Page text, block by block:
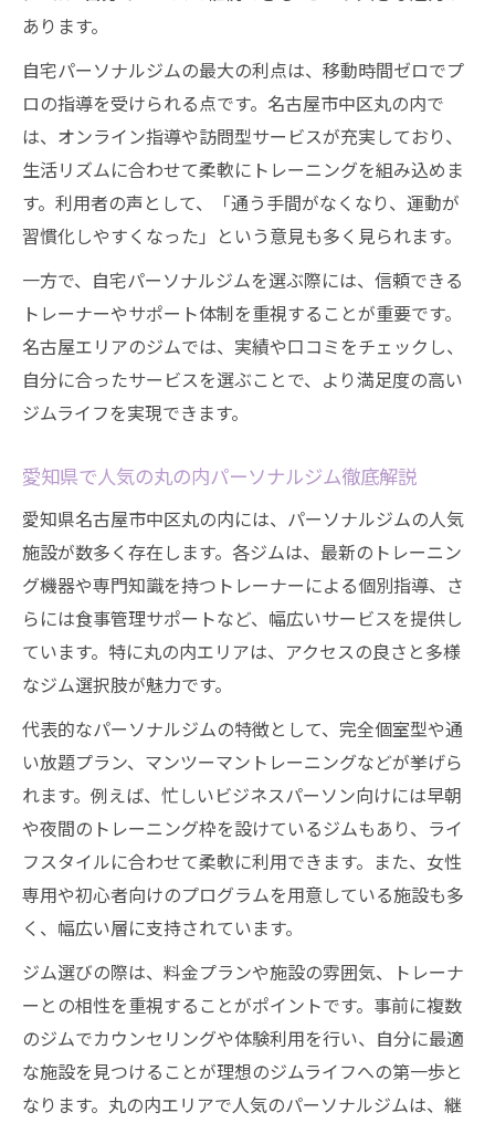
あります。
自宅パーソナルジムの最大の利点は、移動時間ゼロでプ
ロの指導を受けられる点です。名古屋市中区丸の内で
は、オンライン指導や訪問型サービスが充実しており、
生活リズムに合わせて柔軟にトレーニングを組み込めま
す。利用者の声として、「通う手間がなくなり、運動が
習慣化しやすくなった」という意見も多く見られます。
一方で、自宅パーソナルジムを選ぶ際には、信頼できる
トレーナーやサポート体制を重視することが重要です。
名古屋エリアのジムでは、実績や口コミをチェックし、
自分に合ったサービスを選ぶことで、より満足度の高い
ジムライフを実現できます。
愛知県で人気の丸の内パーソナルジム徹底解説
愛知県名古屋市中区丸の内には、パーソナルジムの人気
施設が数多く存在します。各ジムは、最新のトレーニン
グ機器や専門知識を持つトレーナーによる個別指導、さ
らには食事管理サポートなど、幅広いサービスを提供し
ています。特に丸の内エリアは、アクセスの良さと多様
なジム選択肢が魅力です。
代表的なパーソナルジムの特徴として、完全個室型や通
い放題プラン、マンツーマントレーニングなどが挙げら
れます。例えば、忙しいビジネスパーソン向けには早朝
や夜間のトレーニング枠を設けているジムもあり、ライ
フスタイルに合わせて柔軟に利用できます。また、女性
専用や初心者向けのプログラムを用意している施設も多
く、幅広い層に支持されています。
ジム選びの際は、料金プランや施設の雰囲気、トレーナ
ーとの相性を重視することがポイントです。事前に複数
のジムでカウンセリングや体験利用を行い、自分に最適
な施設を見つけることが理想のジムライフへの第一歩と
なります。丸の内エリアで人気のパーソナルジムは、継